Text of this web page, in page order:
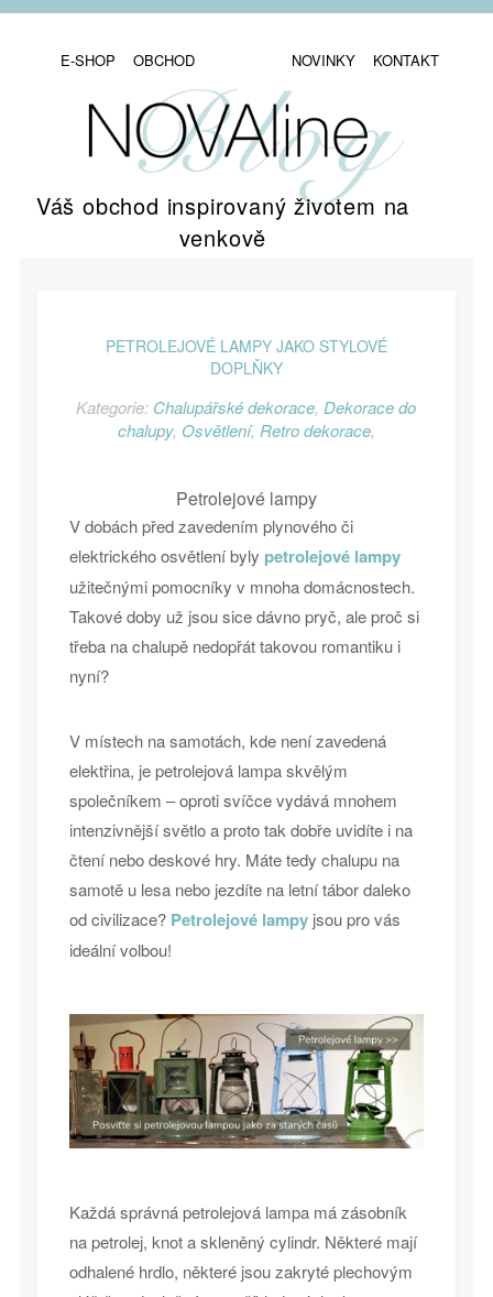
E-SHOP OBCHOD NOVINKY KONTAKT
Váš obchod inspirovaný životem na
venkově
PETROLEJOVÉ LAMPY JAKO STYLOVÉ
DOPLŇKY
Kategorie: Chalupářské dekorace, Dekorace do
chalupy, Osvětlení, Retro dekorace,
Petrolejové lampy
V dobách před zavedením plynového či
elektrického osvětlení byly petrolejové lampy
užitečnými pomocníky v mnoha domácnostech.
Takové doby už jsou sice dávno pryč, ale proč si
třeba na chalupě nedopřát takovou romantiku i
nyní?
V místech na samotách, kde není zavedená
elektřina, je petrolejová lampa skvělým
společníkem – oproti svíčce vydává mnohem
intenzivnější světlo a proto tak dobře uvidíte i na
čtení nebo deskové hry. Máte tedy chalupu na
samotě u lesa nebo jezdíte na letní tábor daleko
od civilizace? Petrolejové lampyjsou pro vás
ideální volbou!
Každá správná petrolejová lampa má zásobník
na petrolej, knot a skleněný cylindr. Některé mají
odhalené hrdlo, některé jsou zakryté plechovým